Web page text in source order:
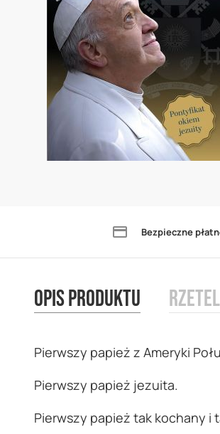
images
gallery
of
images
Bezpieczne
Opis produktu
Pierwszy papież z Ameryki
Pierwszy papież jezuita.
Pierwszy papież tak kochany i